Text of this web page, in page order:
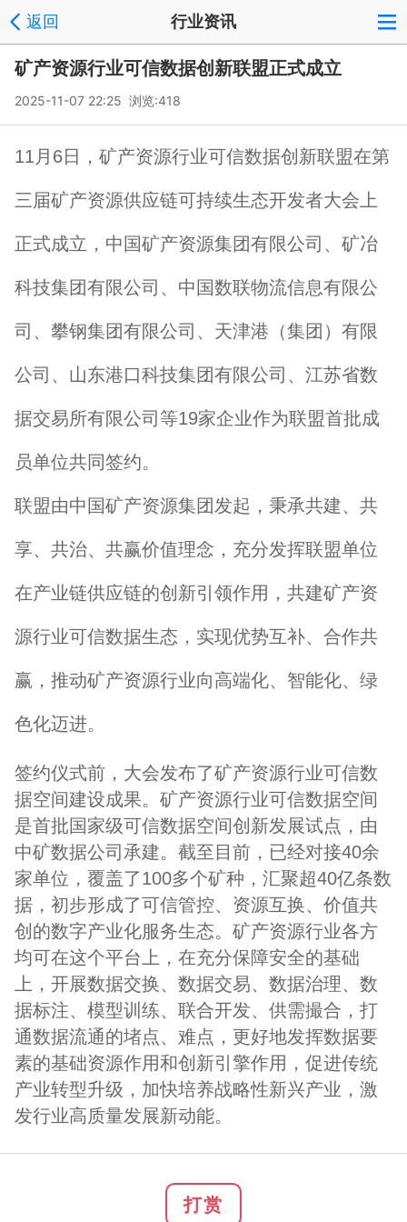
返回 行业资讯
矿产资源行业可信数据创新联盟正式成立
2025-11-07 22:25 浏览:418
11月6日，矿产资源行业可信数据创新联盟在第
三届矿产资源供应链可持续生态开发者大会上
正式成立，中国矿产资源集团有限公司、矿冶
科技集团有限公司、中国数联物流信息有限公
司、攀钢集团有限公司、天津港（集团）有限
公司、山东港口科技集团有限公司、江苏省数
据交易所有限公司等19家企业作为联盟首批成
员单位共同签约。
联盟由中国矿产资源集团发起，秉承共建、共
享、共治、共赢价值理念，充分发挥联盟单位
在产业链供应链的创新引领作用，共建矿产资
源行业可信数据生态，实现优势互补、合作共
赢，推动矿产资源行业向高端化、智能化、绿
色化迈进。
签约仪式前，大会发布了矿产资源行业可信数
据空间建设成果。矿产资源行业可信数据空间
是首批国家级可信数据空间创新发展试点，由
中矿数据公司承建。截至目前，已经对接40余
家单位，覆盖了100多个矿种，汇聚超40亿条数
据，初步形成了可信管控、资源互换、价值共
创的数字产业化服务生态。矿产资源行业各方
均可在这个平台上，在充分保障安全的基础
上，开展数据交换、数据交易、数据治理、数
据标注、模型训练、联合开发、供需撮合，打
通数据流通的堵点、难点，更好地发挥数据要
素的基础资源作用和创新引擎作用，促进传统
产业转型升级，加快培养战略性新兴产业，激
发行业高质量发展新动能。
打赏